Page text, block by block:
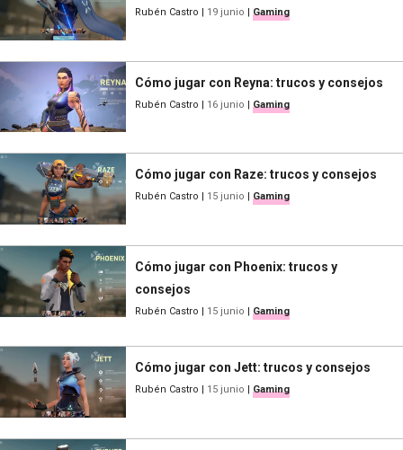
Rubén Castro | 19 junio | Gaming
Cómo jugar con Reyna: trucos y consejos
Rubén Castro | 16 junio | Gaming
Cómo jugar con Raze: trucos y consejos
Rubén Castro 15 junio Gaming
Cómo jugar con Phoenix: trucos y
consejos
Rubén Castro 15 junio Gaming
Cómo jugar con Jett: trucos y consejos
Rubén Castro 15 junio Gaming